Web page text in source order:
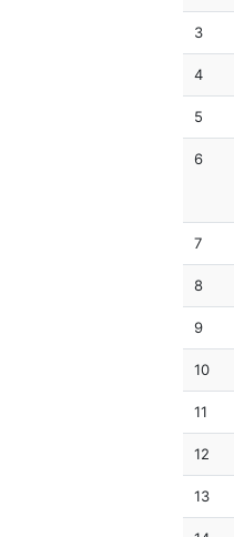
3
4
5
6
7
8
9
10
11
12
13